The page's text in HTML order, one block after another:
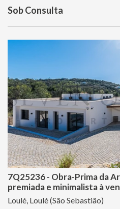
Sob Consulta
7Q25236 - Obra-Prima da
premiada e minimalista à
Algarve
Loulé, Loulé (São Sebastião)